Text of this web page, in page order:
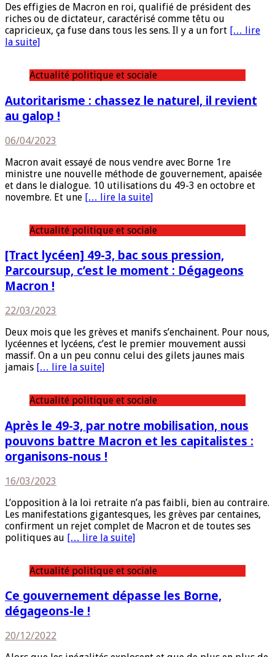
Des effigies de Macron en roi, qualifié de président des
riches ou de dictateur, caractérisé comme têtu ou
capricieux, ça fuse dans tous les sens. Il y a un fort [… lire
la suite]
Actualité politique et sociale
Autoritarisme : chassez le naturel, il revient
au galop !
06/04/2023
Macron avait essayé de nous vendre avec Borne 1re
ministre une nouvelle méthode de gouvernement, apaisée
et dans le dialogue. 10 utilisations du 49-3 en octobre et
novembre. Et une [… lire la suite]
Actualité politique et sociale
[Tract lycéen] 49-3, bac sous pression,
Parcoursup, c’est le moment : Dégageons
Macron !
22/03/2023
Deux mois que les grèves et manifs s’enchainent. Pour nous,
lycéennes et lycéens, c’est le premier mouvement aussi
massif. On a un peu connu celui des gilets jaunes mais
jamais [… lire la suite]
Actualité politique et sociale
Après le 49-3, par notre mobilisation, nous
pouvons battre Macron et les capitalistes :
organisons-nous !
16/03/2023
L’opposition à la loi retraite n’a pas faibli, bien au contraire.
Les manifestations gigantesques, les grèves par centaines,
confirment un rejet complet de Macron et de toutes ses
politiques au [… lire la suite]
Actualité politique et sociale
Ce gouvernement dépasse les Borne,
dégageons-le !
20/12/2022